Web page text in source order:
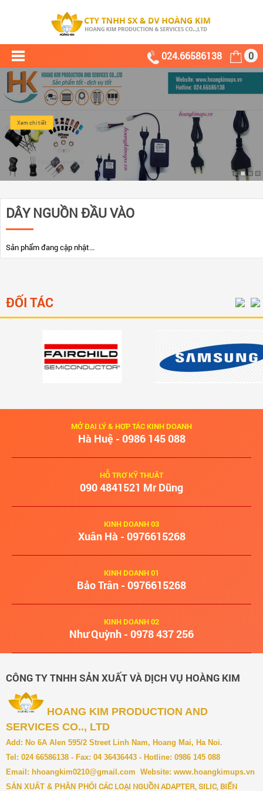
024.66586138 0
Xem chi tiết
DÂY NGUỒN ĐẦU VÀO
Sản phẩm đang cập nhật...
ĐỐI TÁC
MỞ ĐẠI LÝ & HỢP TÁC KINH DOANH
Hà Huệ - 0986 145 088
HỖ TRỢ KỸ THUẬT
‭090 4841521‬ Mr Dũng
KINH DOANH 03
Xuân Hà - 0976615268
KINH DOANH 01
Bảo Trân - 0976615268
KINH DOANH 02
Như Quỳnh - 0978 437 256
CÔNG TY TNHH SẢN XUẤT VÀ DỊCH VỤ HOÀNG KIM
HOANG KIM PRODUCTION AND
SERVICES CO.., LTD
Add: No 6A Alen 595/2 Street Linh Nam, Hoang Mai, Ha Noi.
Tel: 024 66586138 - Fax: 04 36436443 - Hotline: 0986 145 088
Email: hhoangkim0210@gmail.com Website: www.hoangkimups.vn
SẢN XUẤT & PHÂN PHỐI CÁC LOẠI NGUỒN ADAPTER, SILIC, BIẾN